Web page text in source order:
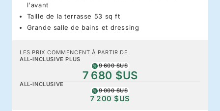
l'avant
Taille de la terrasse 53 sq ft
Grande salle de bains et dressing
LES PRIX COMMENCENT À PARTIR DE
ALL-INCLUSIVE PLUS
9 600 $US
7 680 $US
ALL-INCLUSIVE
9 000 $US
7 200 $US